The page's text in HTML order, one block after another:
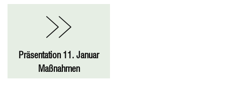
Präsentation 11. Januar
Maßnahmen